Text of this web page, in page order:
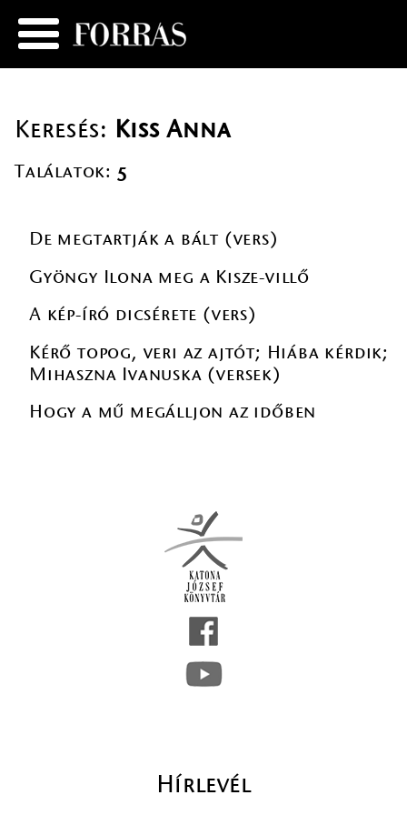
Keresés: Kiss Anna
Találatok: 5
De megtartják a bált (vers)
Gyöngy Ilona meg a Kisze-villő
A kép-író dicsérete (vers)
Kérő topog, veri az ajtót; Hiába kérdik;
Mihaszna Ivanuska (versek)
Hogy a mű megálljon az időben
Hírlevél